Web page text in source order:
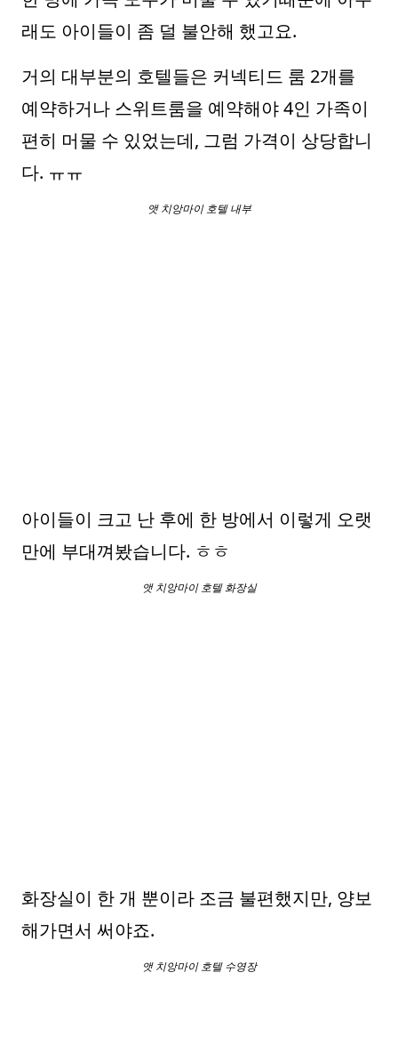
래도 아이들이 좀 덜 불안해 했고요.
거의 대부분의 호텔들은 커넥티드 룸 2개를
예약하거나 스위트룸을 예약해야 4인 가족이
편히 머물 수 있었는데, 그럼 가격이 상당합니
다. ㅠㅠ
앳 치앙마이 호텔 내부
아이들이 크고 난 후에 한 방에서 이렇게 오랫
만에 부대껴봤습니다. ㅎㅎ
앳 치앙마이 호텔 화장실
화장실이 한 개 뿐이라 조금 불편했지만, 양보
해가면서 써야죠.
앳 치앙마이 호텔 수영장